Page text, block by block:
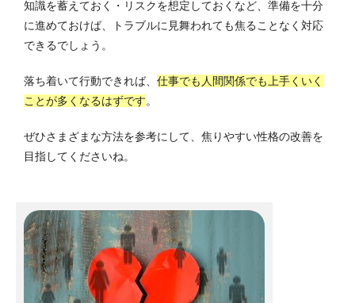
知識を蓄えておく・リスクを想定しておくなど、準備を十分
に進めておけば、トラブルに見舞われても焦ることなく対応
できるでしょう。
落ち着いて行動できれば、 仕事でも人間関係でも上手くいく
ことが多くなるはずです。
ぜひさまざまな方法を参考にして、焦りやすい性格の改善を
目指してくださいね。